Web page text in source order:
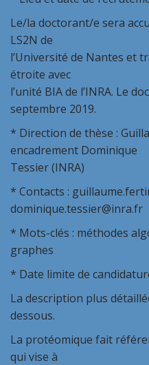
Le/la doctorant/e sera
LS2N de
l’Université de Nantes et
étroite avec
l’unité BIA de l’INRA. Le
septembre 2019.
* Direction de thèse :
encadrement Dominique
Tessier (INRA)
* Contacts :
dominique.tessier@inra.fr
* Mots-clés : méthodes
graphes
* Date limite de
La description plus
dessous.
La protéomique fait
qui vise à